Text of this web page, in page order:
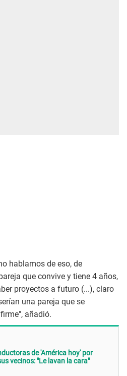
hablamos de eso, de
que convive y tiene 4 años,
proyectos a futuro (...), claro
una pareja que se
añadió.
de 'América hoy' por
vecinos: "Le lavan la cara"